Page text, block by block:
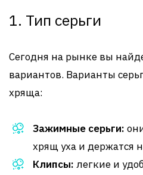
1. Тип серьги
Сегодня на рынке вы
вариантов. Варианты
хряща:
Зажимные серьги:
хрящ уха и держатся
Клипсы: легкие и